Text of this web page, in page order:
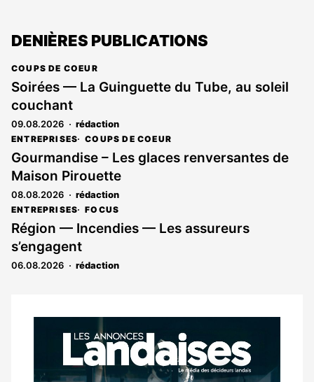
DENIÈRES PUBLICATIONS
COUPS DE COEUR
Soirées — La Guinguette du Tube, au soleil
couchant
09.08.2026 rédaction
ENTREPRISES COUPS DE COEUR
Gourmandise – Les glaces renversantes de
Maison Pirouette
08.08.2026 rédaction
ENTREPRISES FOCUS
Région — Incendies — Les assureurs
s’engagent
06.08.2026 rédaction
Notre
dernier
magazine